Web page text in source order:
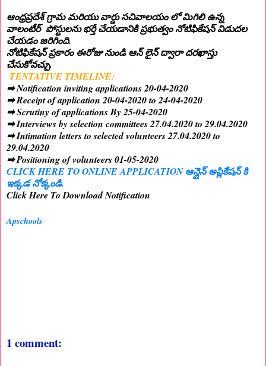
ఆంధ్రప్రదేశ్ గ్రామ మరియు వార్డు సచివాలయం లో మిగిలి ఉన్న
వాలంటీర్ పోస్టులను భర్తీ చేయడానికి ప్రభుత్వం నోటిఫికేషన్ విడుదల
చేయడం జరిగింది.
నోటిఫికేషన్ ప్రకారం ఈరోజు నుండి ఆన్ లైన్ ద్వారా దరఖాస్తు
చేసుకోవచ్చు.
TENTATIVE TIMELINE:
➡ Notification inviting applications 20-04-2020
➡ Receipt of application 20-04-2020 to 24-04-2020
➡ Scrutiny of applications By 25-04-2020
➡ Interviews by selection committees 27.04.2020 to 29.04.2020
➡ Intimation letters to selected volunteers 27.04.2020 to
29.04.2020
➡ Positioning of volunteers 01-05-2020
CLICK HERE TO ONLINE APPLICATION ఆన్లైన్ అప్లికేషన్ కి
ఇక్కడ నోక్కండి.
Click Here To Download Notification
Apschools
1 comment: